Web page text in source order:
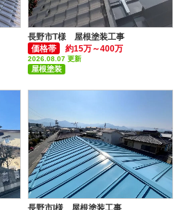
長野市T様 屋根塗装工事
価格帯
約15万～400万
2026.08.07 更新
屋根塗装
長野市I様 屋根塗装工事